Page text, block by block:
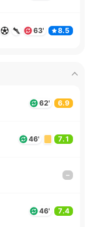
63' 8.5
62' 6.9
46' 7.1
–
46' 7.4